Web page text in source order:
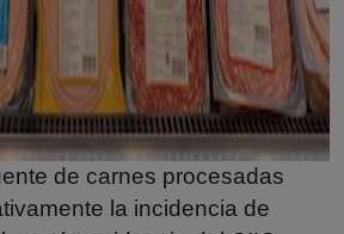
de carnes procesadas
la incidencia de